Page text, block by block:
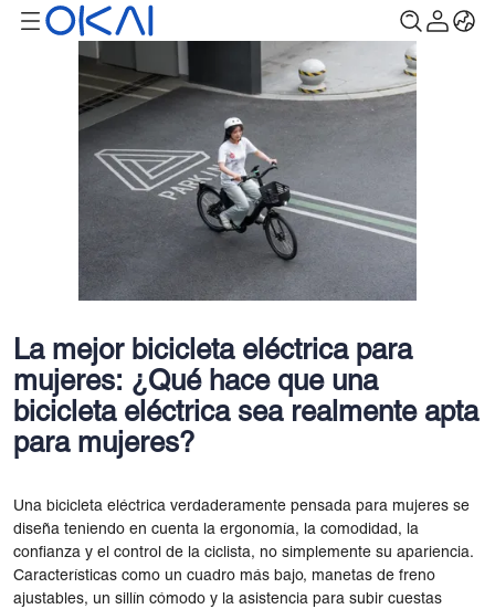
La mejor bicicleta eléctrica para
mujeres: ¿Qué hace que una
bicicleta eléctrica sea realmente apta
para mujeres?
Una bicicleta eléctrica verdaderamente pensada para mujeres se
diseña teniendo en cuenta la ergonomía, la comodidad, la
confianza y el control de la ciclista, no simplemente su apariencia.
Características como un cuadro más bajo, manetas de freno
ajustables, un sillín cómodo y la asistencia para subir cuestas